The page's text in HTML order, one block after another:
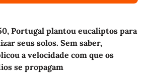
Portugal plantou eucaliptos para
seus solos. Sem saber,
a velocidade com que os
se propagam